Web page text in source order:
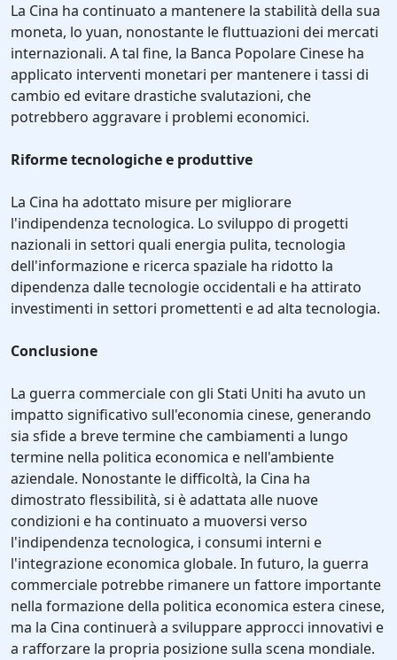
La Cina ha continuato a mantenere la stabilità della sua
moneta, lo yuan, nonostante le fluttuazioni dei mercati
internazionali. A tal fine, la Banca Popolare Cinese ha
applicato interventi monetari per mantenere i tassi di
cambio ed evitare drastiche svalutazioni, che
potrebbero aggravare i problemi economici.
Riforme tecnologiche e produttive
La Cina ha adottato misure per migliorare
l'indipendenza tecnologica. Lo sviluppo di progetti
nazionali in settori quali energia pulita, tecnologia
dell'informazione e ricerca spaziale ha ridotto la
dipendenza dalle tecnologie occidentali e ha attirato
investimenti in settori promettenti e ad alta tecnologia.
Conclusione
La guerra commerciale con gli Stati Uniti ha avuto un
impatto significativo sull'economia cinese, generando
sia sfide a breve termine che cambiamenti a lungo
termine nella politica economica e nell'ambiente
aziendale. Nonostante le difficoltà, la Cina ha
dimostrato flessibilità, si è adattata alle nuove
condizioni e ha continuato a muoversi verso
l'indipendenza tecnologica, i consumi interni e
l'integrazione economica globale. In futuro, la guerra
commerciale potrebbe rimanere un fattore importante
nella formazione della politica economica estera cinese,
ma la Cina continuerà a sviluppare approcci innovativi e
a rafforzare la propria posizione sulla scena mondiale.